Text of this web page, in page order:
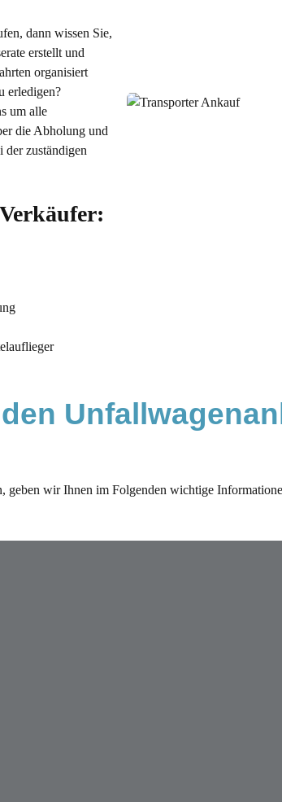
oder Getriebeschaden
Export
dann wissen Sie,
erstellt und
organisiert
erledigen?
um alle
die Abholung und
der zuständigen
wir Ihnen im Folgenden wichtige